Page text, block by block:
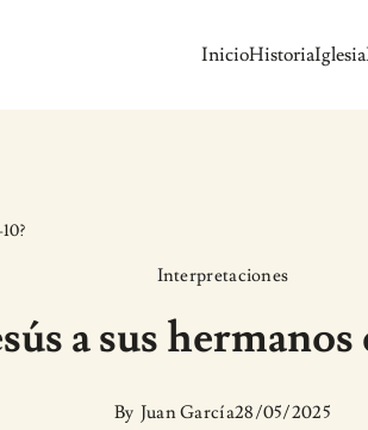
InicioHistoriaIglesia
Interpretaciones
a sus hermanos
By Juan García28/05/2025